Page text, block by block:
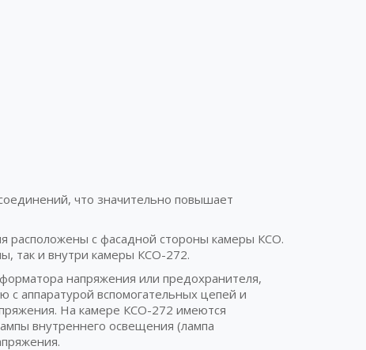
что значительно повышает
расположены с фасадной стороны камеры КСО.
так и внутри камеры КСО-272.
напряжения или предохранителя,
аппаратурой вспомогательных цепей и
На камере КСО-272 имеются
внутреннего освещения (лампа